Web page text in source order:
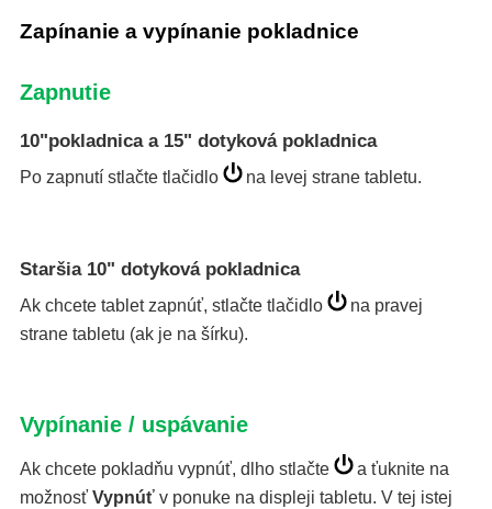
Zapínanie a vypínanie pokladnice
Zapnutie
10"pokladnica a 15" dotyková pokladnica
Po zapnutí stlačte tlačidlo na levej strane tabletu.
Staršia 10" dotyková pokladnica
Ak chcete tablet zapnúť, stlačte tlačidlo
na pravej
strane tabletu (ak je na šírku).
Vypínanie / uspávanie
Ak chcete pokladňu vypnúť, dlho stlačte
a ťuknite na
možnosť Vypnúť v ponuke na displeji tabletu. V tej istej